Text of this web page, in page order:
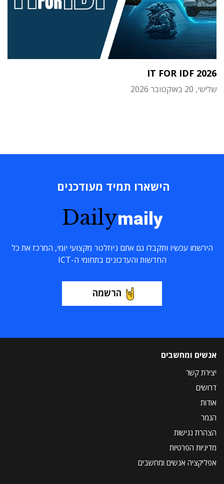
IT FOR IDF 2026
שלישי, 20 באוקטובר 2026
הישארו תמיד מעודכנים
Dailymaily
הירשמו עכשיו ותקבלו גם אתם ניוזלטר מקצועי יומי, המרכז את כל
החדשות והעדכונים בתחומי ה-ICT
הרשמה
אנשים ומחשבים
יצירת קשר
דרושים
אודות
הנמר
הצהרת נגישות
מדיניות הפרטיות
אפליקציה אנשים ומחשבים